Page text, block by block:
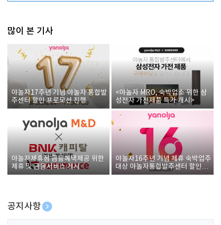
많이 본 기사
야놀자17주년 기념 야놀자 통합발
주센터 할인 프로모션 진행
<야놀자 MRO, 숙박업소 위한 삼
성전자 가전제품 특가 개시>
야놀자제휴점 금융혜택제공 위한
제휴 및 금융서비스 게시
야놀자16주년 기념 제휴 숙박업주
대상 야놀자통합발주센터 할인쿠
폰 증정
공지사항
[호텔업] 개인정보 처리방침 개정본1 (19.09.02)